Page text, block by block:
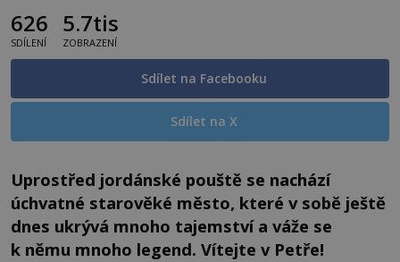
626
SDÍLENÍ
5.7tis
ZOBRAZENÍ
Sdílet na Facebooku
Sdílet na X
Uprostřed jordánské pouště se nachází
úchvatné starověké město, které v sobě ještě
dnes ukrývá mnoho tajemství a váže se
k němu mnoho legend. Vítejte v Petře!